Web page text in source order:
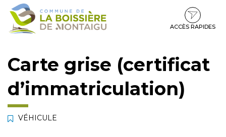
Gestion des traceurs
Aller
Aller
contenu
Aller
pied
ACCÈS RAPIDES
Carte grise (certificat
d’immatriculation)
VÉHICULE